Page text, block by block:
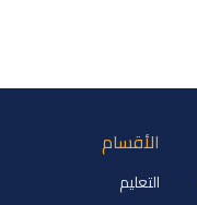
الأقسام
التعليم